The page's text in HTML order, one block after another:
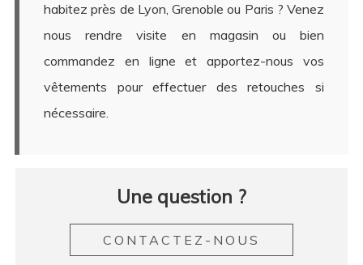
habitez près de Lyon, Grenoble ou Paris ? Venez
nous rendre visite en magasin ou bien
commandez en ligne et apportez-nous vos
vêtements pour effectuer des retouches si
nécessaire.
Une question ?
CONTACTEZ-NOUS